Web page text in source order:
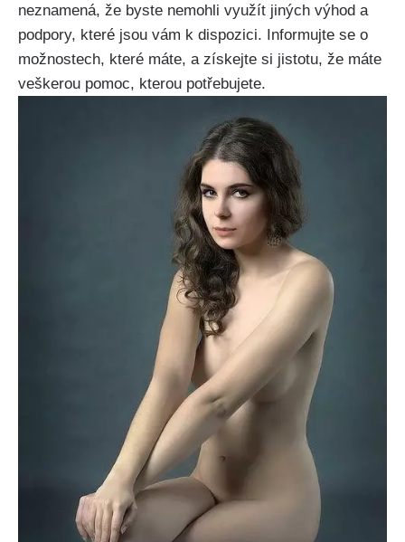
neznamená, že byste nemohli využít jiných výhod a
podpory, které jsou vám k dispozici. Informujte se o
možnostech, které máte, a získejte si jistotu, že máte
veškerou pomoc, kterou potřebujete.